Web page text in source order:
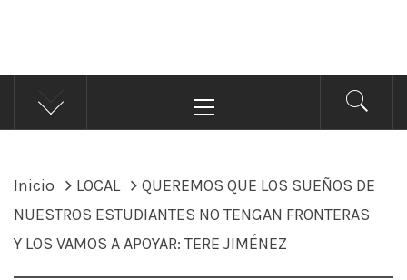
ÁNDALE NOTICIAS
Noticias
principal
Inicio LOCAL
QUEREMOS QUE LOS SUEÑOS DE
NUESTROS ESTUDIANTES NO TENGAN FRONTERAS
Y LOS VAMOS A APOYAR: TERE JIMÉNEZ